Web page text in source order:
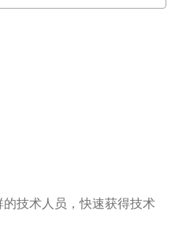
技术人员，快速获得技术